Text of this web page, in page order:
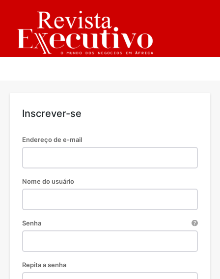
Inscrever-se
Endereço de e-mail
Nome do usuário
Senha
Repita a senha